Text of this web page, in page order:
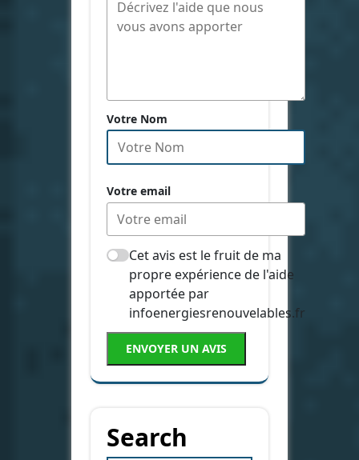
Votre Nom
Votre email
Cet avis est le fruit de ma
propre expérience de l'aide
apportée par
infoenergiesrenouvelables.fr
ENVOYER UN AVIS
Search